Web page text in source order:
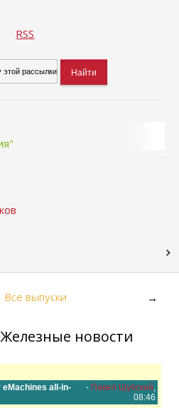
RSS
Все выпуски →
новости
all-in-
- Павел Шубский,
08:46